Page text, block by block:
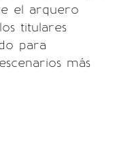
el arquero
titulares
para
más